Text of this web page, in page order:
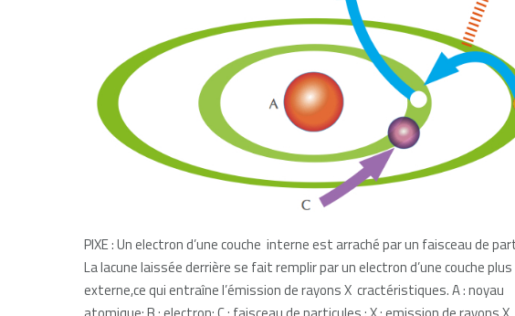
PIXE : Un electron d’une couche interne est arraché par un faisceau de
La lacune laissée derrière se fait remplir par un electron d’une couche plus
externe,ce qui entraîne l’émission de rayons X cractéristiques. A : noyau